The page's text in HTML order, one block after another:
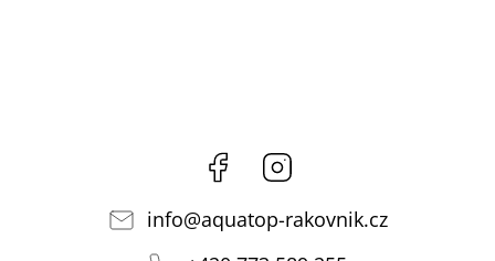
Facebook
info@aquatop-rakovnik.cz